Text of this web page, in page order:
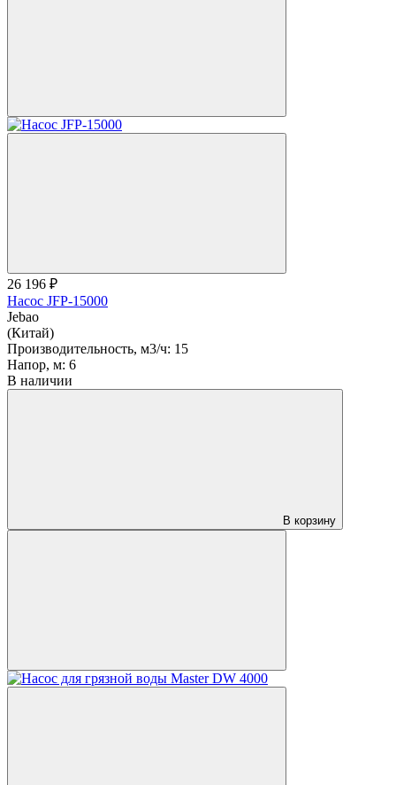
26 196 ₽
Насос JFP-15000
Jebao
(Китай)
Производительность, м3/ч: 15
Напор, м: 6
В наличии
В корзину